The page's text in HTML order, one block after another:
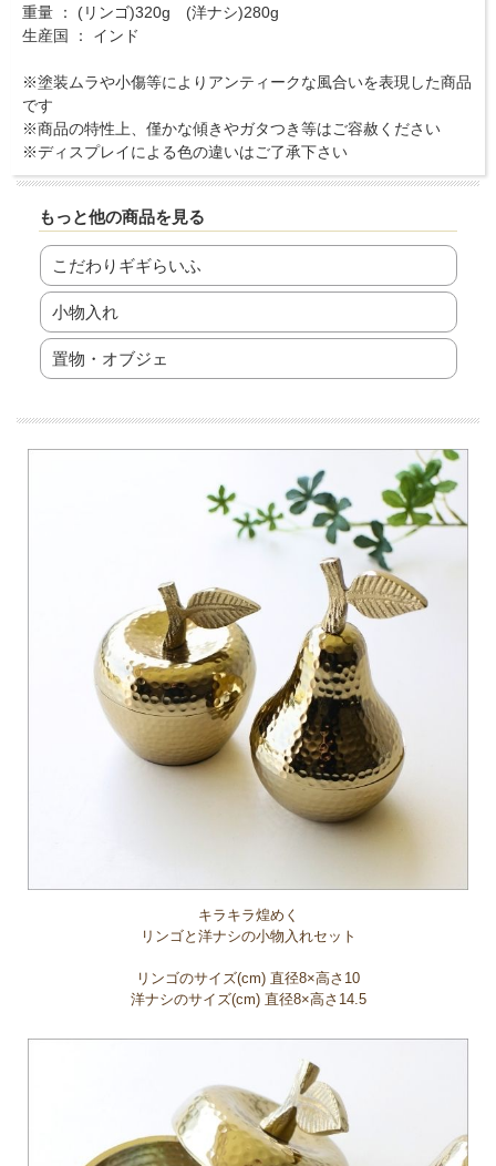
重量 ： (リンゴ)320g (洋ナシ)280g
生産国 ： インド
※塗装ムラや小傷等によりアンティークな風合いを表現した商品
です
※商品の特性上、僅かな傾きやガタつき等はご容赦ください
※ディスプレイによる色の違いはご了承下さい
もっと他の商品を見る
こだわりギギらいふ
小物入れ
置物・オブジェ
キラキラ煌めく
リンゴと洋ナシの小物入れセット
リンゴのサイズ(cm) 直径8×高さ10
洋ナシのサイズ(cm) 直径8×高さ14.5